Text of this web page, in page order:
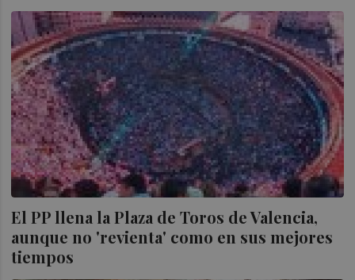
El PP llena la Plaza de Toros de Valencia,
aunque no 'revienta' como en sus mejores
tiempos